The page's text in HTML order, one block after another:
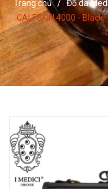
Trang chủ / Đồ da
CALFSKIN 4000 - Black